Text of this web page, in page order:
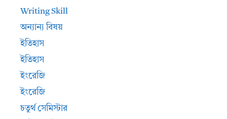
Writing Skill
অন্যান্য বিষয়
ইতিহাস
ইতিহাস
ইংরেজি
ইংরেজি
চতুর্থ সেমিস্টার